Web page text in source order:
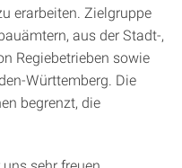
erarbeiten. Zielgruppe
aus der Stadt-,
Regiebetrieben sowie
Württemberg. Die
begrenzt, die